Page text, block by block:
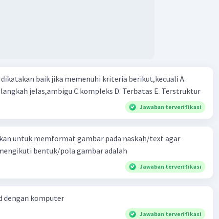
dihapus tanpa menggantinya.
CFG setelah menghilangkan produksi unit:
menghilangkan produksi unit adalah S -> Aac | aC | a, A -
-> b, dan C -> d. Semoga penjelasan ini membantu Anda 🙂
baik jika memenuhi kriteria berikut,kecuali A.
langkah jelas,ambigu C.kompleks D. Terbatas E. Terstruktur
Jawaban terverifikasi
untuk memformat gambar pada naskah/text agar
bentuk/pola gambar adalah
Jawaban terverifikasi
dengan komputer
Jawaban terverifikasi